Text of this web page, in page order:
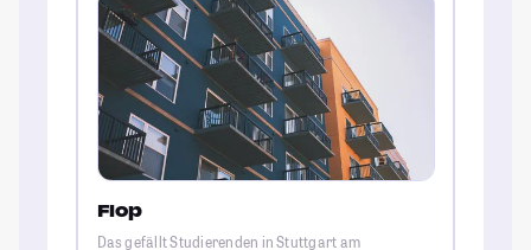
Flop
Das gefällt Studierenden in Stuttgart am